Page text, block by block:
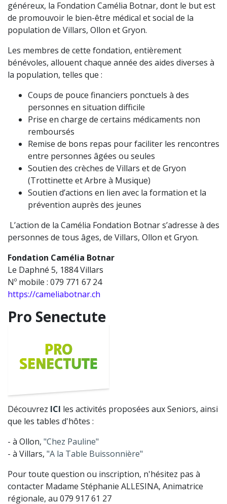
généreux, la Fondation Camélia Botnar, dont le but est
de promouvoir le bien-être médical et social de la
population de Villars, Ollon et Gryon.
Les membres de cette fondation, entièrement
bénévoles, allouent chaque année des aides diverses à
la population, telles que :
Coups de pouce financiers ponctuels à des
personnes en situation difficile
Prise en charge de certains médicaments non
remboursés
Remise de bons repas pour faciliter les rencontres
entre personnes âgées ou seules
Soutien des crèches de Villars et de Gryon
(Trottinette et Arbre à Musique)
Soutien d’actions en lien avec la formation et la
prévention auprès des jeunes
L’action de la Camélia Fondation Botnar s’adresse à des
personnes de tous âges, de Villars, Ollon et Gryon.
Fondation Camélia Botnar
Le Daphné 5, 1884 Villars
Nº mobile : 079 771 67 24
https://cameliabotnar.ch
Pro Senectute
Découvrez ICI les activités proposées aux Seniors, ainsi
que les tables d'hôtes :
- à Ollon, "Chez Pauline"
- à Villars, "A la Table Buissonnière"
Pour toute question ou inscription, n'hésitez pas à
contacter Madame Stéphanie ALLESINA, Animatrice
régionale, au 079 917 61 27